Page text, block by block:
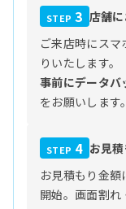
STEP 3 店舗
ご来店時にス
りいたします。
事前にデータバ
をお願いします。
STEP 4 お見
お見積もり金
開始。画面割